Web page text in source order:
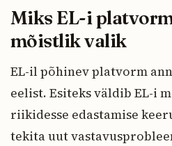
Miks EL-i
mõistlik valik
EL-il põhinev platvorm
eelist. Esiteks väldib EL-i
riikidesse edastamise
tekita uut